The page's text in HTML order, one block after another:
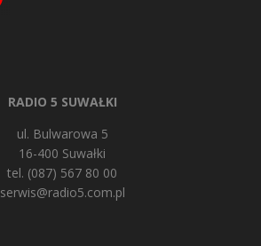
RADIO 5 SUWAŁKI
ul. Bulwarowa 5
16-400 Suwałki
tel. (087) 567 80 00
serwis@radio5.com.pl